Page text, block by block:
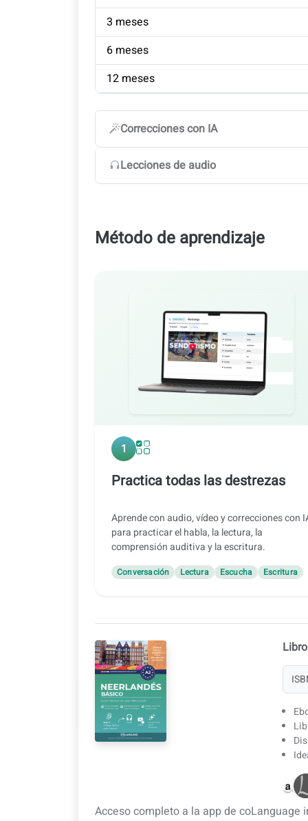
3 meses
6 meses
12 meses
Correcciones con IA
Lecciones de audio
Método de aprendizaje
1
Practica todas las destrezas
Aprende con audio, vídeo y correcciones con
para practicar el habla, la lectura, la
comprensión auditiva y la escritura.
Conversación Lectura Escucha Escritura
Acceso completo a la app de coLanguage